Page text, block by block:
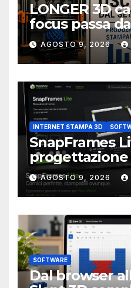
LONGER 3D
focus passa
3D alla
AGOSTO 9, 2026
INTERNET STAMPA 3D
SnapFrames
nel browser
AGOSTO 9, 2026
SOFTWARE
Dal browser